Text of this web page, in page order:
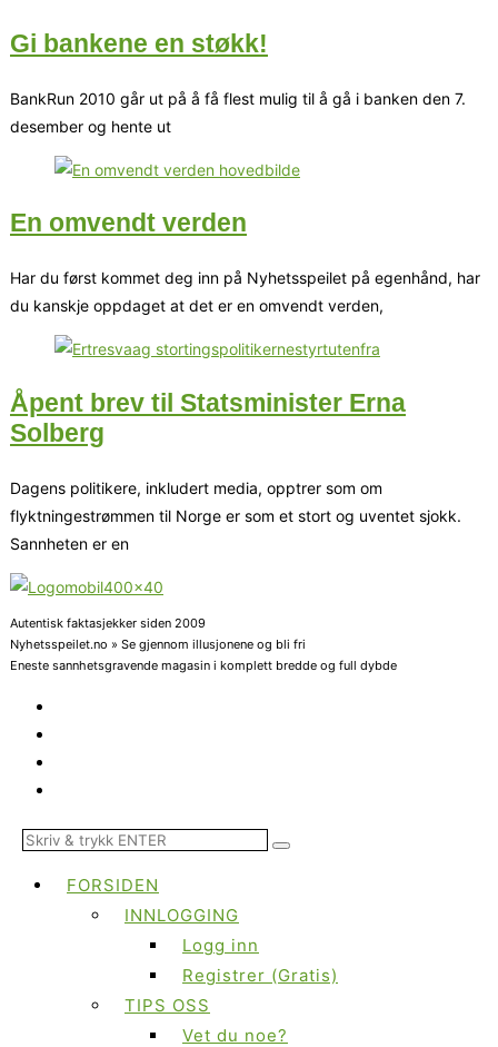
Gi bankene en støkk!
BankRun 2010 går ut på å få flest mulig til å gå i banken den 7.
desember og hente ut
En omvendt verden
Har du først kommet deg inn på Nyhetsspeilet på egenhånd, har
du kanskje oppdaget at det er en omvendt verden,
Åpent brev til Statsminister Erna
Solberg
Dagens politikere, inkludert media, opptrer som om
flyktningestrømmen til Norge er som et stort og uventet sjokk.
Sannheten er en
Autentisk faktasjekker siden 2009
Nyhetsspeilet.no » Se gjennom illusjonene og bli fri
Eneste sannhetsgravende magasin i komplett bredde og full dybde
FORSIDEN
INNLOGGING
Logg inn
Registrer (Gratis)
TIPS OSS
Vet du noe?